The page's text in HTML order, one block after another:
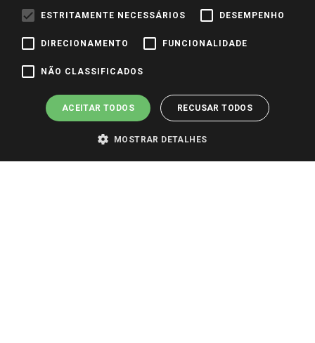
Identidade Visual
Pagamento e Segurança
ESTRITAMENTE NECESSÁRIOS DESEMPENHO
DIRECIONAMENTO FUNCIONALIDADE
NÃO CLASSIFICADOS
ACEITAR TODOS RECUSAR TODOS
MOSTRAR DETALHES